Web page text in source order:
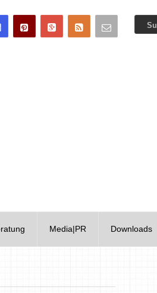
Media|PR Downloads